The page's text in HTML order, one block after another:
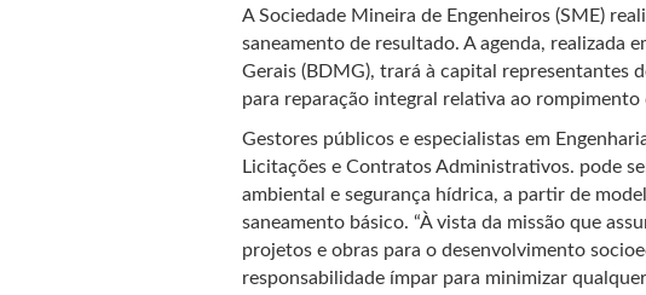
A Sociedade Mineira de Engenheiros (SME)
saneamento de resultado. A agenda, realizada
Gerais (BDMG), trará à capital representantes
para reparação integral relativa ao rompimento
Gestores públicos e especialistas em
Licitações e Contratos Administrativos. pode
ambiental e segurança hídrica, a partir de
saneamento básico. “À vista da missão que
projetos e obras para o desenvolvimento
responsabilidade ímpar para minimizar